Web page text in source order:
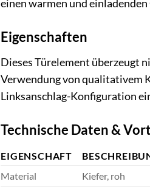
einen warmen und
Eigenschaften
Dieses Türelement überzeugt
Verwendung von qualitativem
Linksanschlag-Konfiguration
Technische Daten &
EIGENSCHAFT
Material
Kiefer, roh